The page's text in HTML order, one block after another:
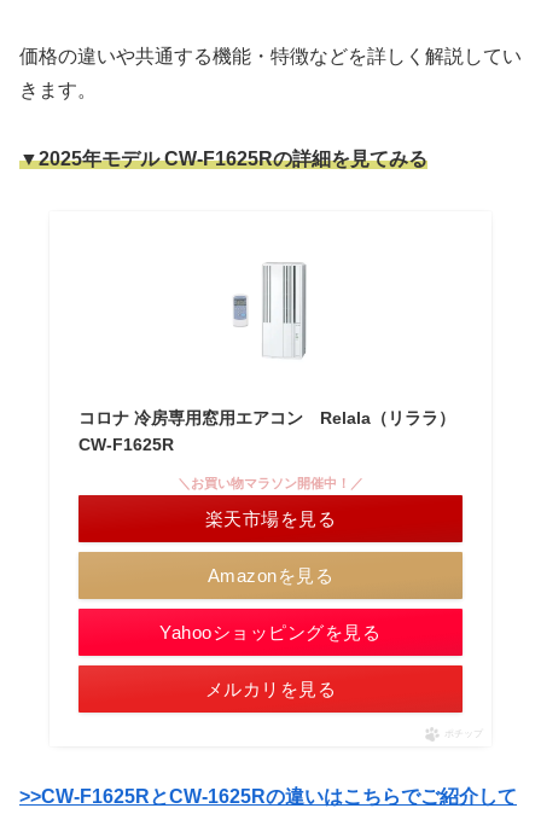
価格の違いや共通する機能・特徴などを詳しく解説してい
きます。
▼2025年モデル CW-F1625Rの詳細を見てみる
コロナ 冷房専用窓用エアコン Relala（リララ）
CW-F1625R
Amazonを見る
＼お買い物マラソン開催中！／
楽天市場を見る
Yahooショッピングを見る
メルカリを見る
ポチップ
>>CW-F1625RとCW-1625Rの違いはこちらでご紹介して